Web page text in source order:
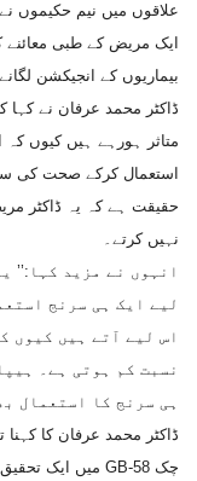
علاقوں میں نیم حکیموں
بیماریوں کے انجیکشن لگانے کا 20روپے اضافی لیتے
ڈاکٹر محمد عرفان نے
متاثر ہورہے ہیں کیوں کہ
استعمال کرکے صحت کی
حقیقت ہے کہ یہ ڈاکٹر
نہیں کرتے۔
انہوں نے مزید
لیے ایک ہی سرنج
اس لیے آتے ہیں کیوں
نسبت کم ہوتی ہے۔
ہی سرنج کا استعمال
ڈاکٹر محمد عرفان کا